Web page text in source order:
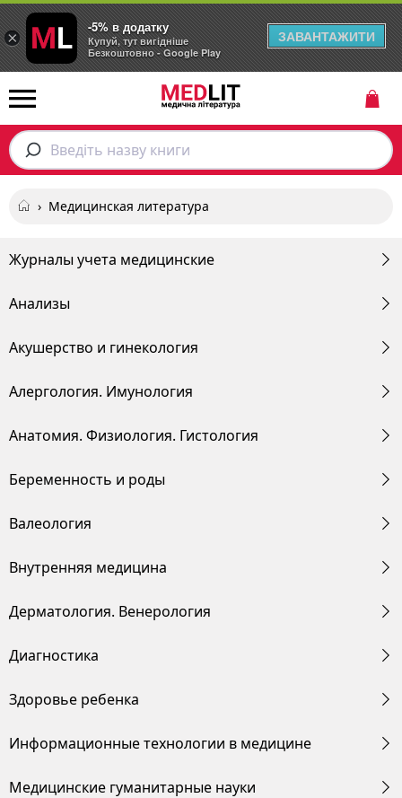
Введіть назву книги
› Медицинская литература
Журналы учета медицинские
Анализы
Акушерство и гинекология
Алергология. Имунология
Анатомия. Физиология. Гистология
Беременность и роды
Валеология
Внутренняя медицина
Дерматология. Венерология
Диагностика
Здоровье ребенка
Информационные технологии в медицине
Медицинские гуманитарные науки
×
-5% в додатку
Купуй, тут вигідніше
Безкоштовно - Google Play
ЗАВАНТАЖИТИ